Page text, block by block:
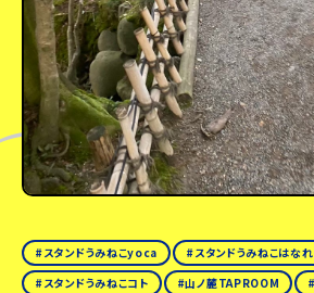
スタンドうみねこyoca
スタンドうみねこはなれ
スタンドうみねこコト
山ノ麓TAPROOM